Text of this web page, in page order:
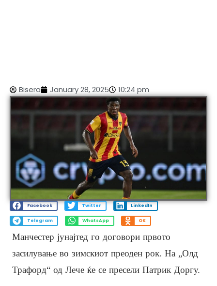
Bisera January 28, 2025 10:24 pm
Facebook Twitter LinkedIn
Telegram WhatsApp OK
Манчестер јунајтед го договори првото
засилување во зимскиот преоден рок. На „Олд
Трафорд“ од Лече ќе се пресели Патрик Доргу.